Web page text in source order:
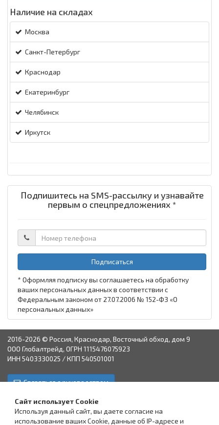
Наличие на складах
Москва
Санкт-Петербург
Краснодар
Екатеринбург
Челябинск
Иркутск
Подпишитесь на SMS-рассылку и узнавайте
первым о спецпредложениях *
Подписаться
* Оформляя подписку вы соглашаетесь на обработку
ваших персональных данных в соответствии с
Федеральным законом от 27.07.2006 № 152-ФЗ «О
персональных данных»
2016-2026 © Россия, Краснодар, Восточный обход, дом 9
ООО Глобалтрейд, ОГРН 1115476075923
ИНН 5403330025 / КПП 540501001
Связаться с руководством
Сайт использует Cookie
Используя данный сайт, вы даете согласие на
использование ваших Cookie, данные об IP-адресе и